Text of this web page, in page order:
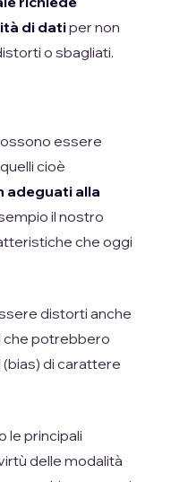
di datiper non
o sbagliati.
essere
quelli cioè
adeguati alla
il nostro
che oggi
distorti anche
che potrebbero
di carattere
le principali
delle modalità